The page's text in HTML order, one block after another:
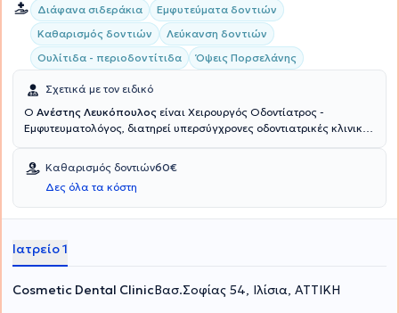
Διάφανα σιδεράκια
Εμφυτεύματα δοντιών
Καθαρισμός δοντιών
Λεύκανση δοντιών
Ουλίτιδα - περιοδοντίτιδα
Όψεις Πορσελάνης
Σχετικά με τον ειδικό
Ο Ανέστης Λευκόπουλος είναι Χειρουργός Οδοντίατρος -
Εμφυτευματολόγος, διατηρεί υπερσύγχρονες οδοντιατρικές κλινικές
γιατρός και η ομάδα του συνεργάζονται για να σας παρέχουν
ολοκληρωμένη οδοντιατρική φροντίδα και εξαιρετικά αισθητικά
οδοντιατρικά αποτελέσματα στην κλινική Cosmetic dental. Οι ιδέες
και η πολυετής εμπειρία του μετουσιώνονται στην παροχή
την αισθητική του στόματός σας και θα σας ικανοποιήσουν
απόλυτα.
Καθαρισμός δοντιών60€
Δες όλα τα κόστη
Ιατρείο 1
Cosmetic Dental ClinicΒασ.Σοφίας 54, Ιλίσια, ΑΤΤΙΚΗ